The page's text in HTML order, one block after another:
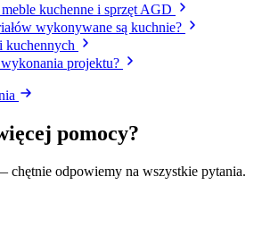
kuchenne i sprzęt AGD
wykonywane są kuchnie?
kuchennych
projektu?
pomocy?
chętnie odpowiemy na wszystkie pytania.